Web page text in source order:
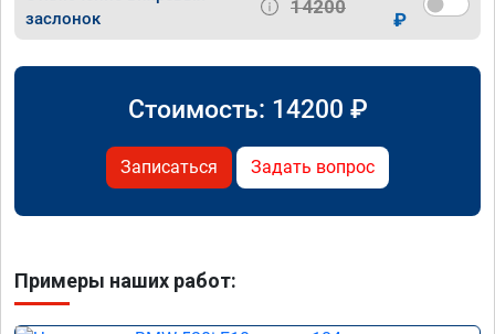
заслонок
14200
₽
Стоимость: 14200 ₽
Записаться Задать вопрос
Примеры наших работ: